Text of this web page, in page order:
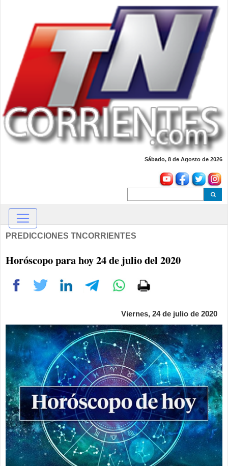
Sábado, 8 de Agosto de 2026
PREDICCIONES TNCORRIENTES
Horóscopo para hoy 24 de julio del 2020
Viernes, 24 de julio de 2020